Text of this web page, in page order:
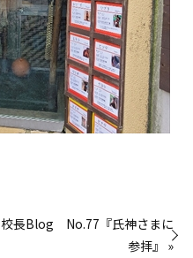
校長Blog No.77『氏神さまに
参拝』 »